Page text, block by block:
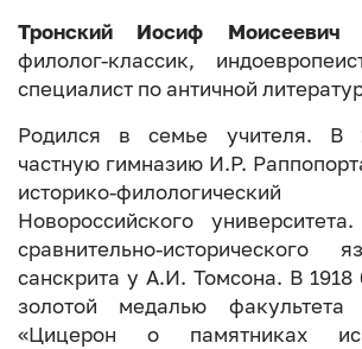
Тронский Иосиф Моисеевич
филолог-классик,
специалист по античной
Родился в семье учителя. В
частную гимназию И.Р.
историко-
Новороссийского
сравнительно-исторического
санскрита у А.И. Томсона. В
золотой медалью факультета
«Цицерон о памятниках